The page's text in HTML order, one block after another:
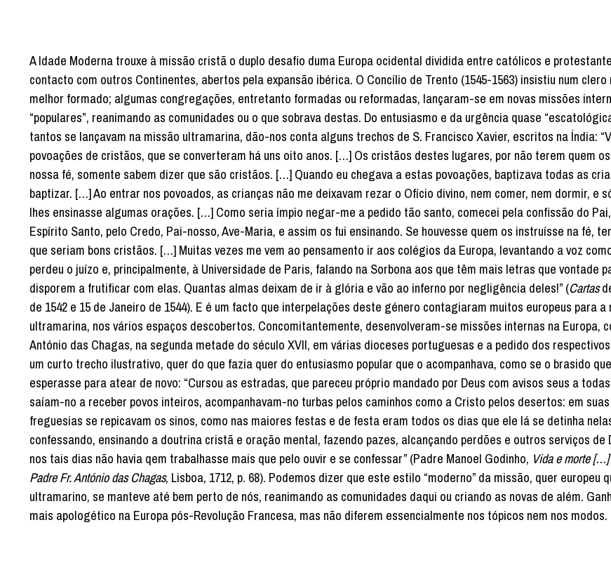
A Idade Moderna trouxe à missão cristã o duplo desafio duma Europa ocidental dividida entre católicos e
contacto com outros Continentes, abertos pela expansão ibérica. O Concílio de Trento (1545-1563) insistiu num
melhor formado; algumas congregações, entretanto formadas ou reformadas, lançaram-se em novas missões
“populares”, reanimando as comunidades ou o que sobrava destas. Do entusiasmo e da urgência quase
tantos se lançavam na missão ultramarina, dão-nos conta alguns trechos de S. Francisco Xavier, escritos na Índia:
povoações de cristãos, que se converteram há uns oito anos. […] Os cristãos destes lugares, por não terem quem
nossa fé, somente sabem dizer que são cristãos. […] Quando eu chegava a estas povoações, baptizava todas as
baptizar. […] Ao entrar nos povoados, as crianças não me deixavam rezar o Ofício divino, nem comer, nem dormir, e
lhes ensinasse algumas orações. […] Como seria ímpio negar-me a pedido tão santo, comecei pela confissão do
Espírito Santo, pelo Credo, Pai-nosso, Ave-Maria, e assim os fui ensinando. Se houvesse quem os instruísse na fé,
que seriam bons cristãos. […] Muitas vezes me vem ao pensamento ir aos colégios da Europa, levantando a voz
perdeu o juízo e, principalmente, à Universidade de Paris, falando na Sorbona aos que têm mais letras que vontade
disporem a frutificar com elas. Quantas almas deixam de ir à glória e vão ao inferno por negligência deles!” (Cartas
de 1542 e 15 de Janeiro de 1544). E é um facto que interpelações deste género contagiaram muitos europeus para a
ultramarina, nos vários espaços descobertos. Concomitantemente, desenvolveram-se missões internas na Europa,
António das Chagas, na segunda metade do século XVII, em várias dioceses portuguesas e a pedido dos
um curto trecho ilustrativo, quer do que fazia quer do entusiasmo popular que o acompanhava, como se o brasido
esperasse para atear de novo: “Cursou as estradas, que pareceu próprio mandado por Deus com avisos seus a
saíam-no a receber povos inteiros, acompanhavam-no turbas pelos caminhos como a Cristo pelos desertos: em
freguesias se repicavam os sinos, como nas maiores festas e de festa eram todos os dias que ele lá se detinha
confessando, ensinando a doutrina cristã e oração mental, fazendo pazes, alcançando perdões e outros serviços de
nos tais dias não havia qem trabalhasse mais que pelo ouvir e se confessar” (Padre Manoel Godinho, Vida e morte
Padre Fr. António das Chagas, Lisboa, 1712, p. 68). Podemos dizer que este estilo “moderno” da missão, quer europeu
ultramarino, se manteve até bem perto de nós, reanimando as comunidades daqui ou criando as novas de além.
mais apologético na Europa pós-Revolução Francesa, mas não diferem essencialmente nos tópicos nem nos modos.